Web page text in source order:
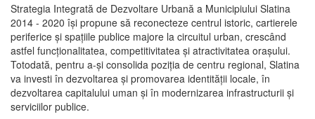
Strategia Integrată de Dezvoltare Urbană a Municipiului Slatina
2014 - 2020 își propune să reconecteze centrul istoric, cartierele
periferice şi spaţiile publice majore la circuitul urban, crescând
astfel funcţionalitatea, competitivitatea şi atractivitatea oraşului.
Totodată, pentru a-şi consolida poziţia de centru regional, Slatina
va investi în dezvoltarea şi promovarea identităţii locale, în
dezvoltarea capitalului uman şi în modernizarea infrastructurii şi
serviciilor publice.